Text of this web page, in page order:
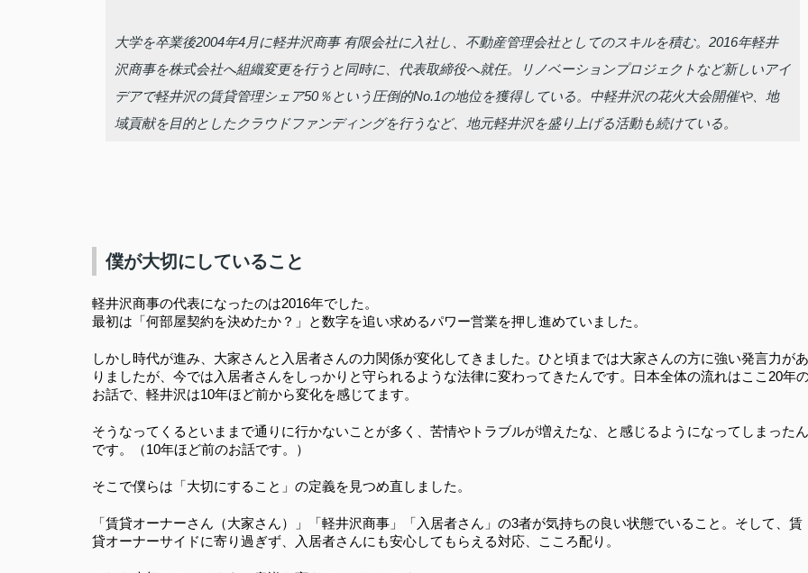
大学を卒業後2004年4月に軽井沢商事 有限会社に入社し、不動産管理会社としてのスキルを積む。2016年軽井
沢商事を株式会社へ組織変更を行うと同時に、代表取締役へ就任。リノベーションプロジェクトなど新しいアイ
デアで軽井沢の賃貸管理シェア50％という圧倒的No.1の地位を獲得している。中軽井沢の花火大会開催や、地
域貢献を目的としたクラウドファンディングを行うなど、地元軽井沢を盛り上げる活動も続けている。
僕が大切にしていること
軽井沢商事の代表になったのは2016年でした。
最初は「何部屋契約を決めたか？」と数字を追い求めるパワー営業を押し進めていました。
しかし時代が進み、大家さんと入居者さんの力関係が変化してきました。ひと頃までは大家さんの方に強い発言力があ
りましたが、今では入居者さんをしっかりと守られるような法律に変わってきたんです。日本全体の流れはここ20年
お話で、軽井沢は10年ほど前から変化を感じてます。
そうなってくるといままで通りに行かないことが多く、苦情やトラブルが増えたな、と感じるようになってしまったん
です。（10年ほど前のお話です。）
そこで僕らは「大切にすること」の定義を見つめ直しました。
「賃貸オーナーさん（大家さん）」「軽井沢商事」「入居者さん」の3者が気持ちの良い状態でいること。そして、賃
貸オーナーサイドに寄り過ぎず、入居者さんにも安心してもらえる対応、こころ配り。